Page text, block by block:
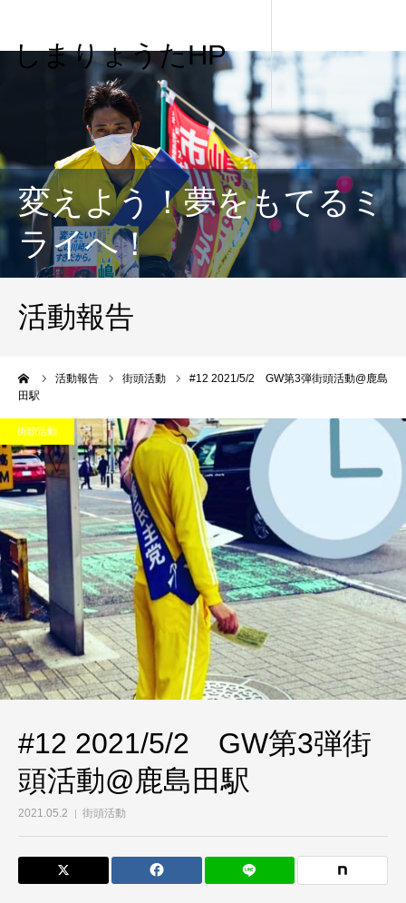
しまりょうたHP
変えよう！夢をもてるミ
ライへ！
活動報告
活動報告 街頭活動
#12 2021/5/2 GW第3弾街頭活動@鹿島
田駅
街頭活動
#12 2021/5/2 GW第3弾街
頭活動@鹿島田駅
2021.05.2 街頭活動